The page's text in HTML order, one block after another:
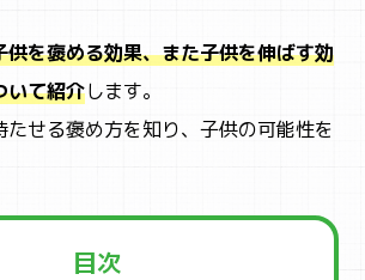
供を褒める効果、また子供を伸ばす効
いて紹介します。
たせる褒め方を知り、子供の可能性を
目次